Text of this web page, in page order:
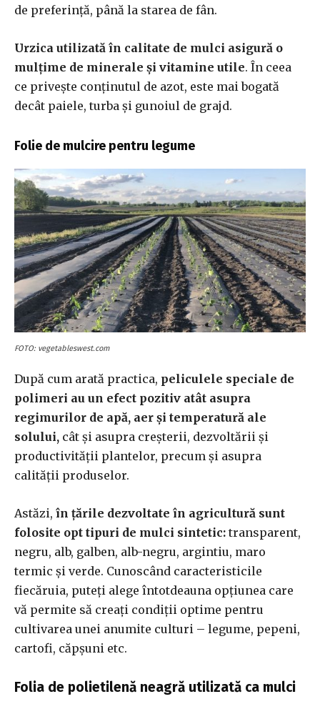
de preferință, până la starea de fân.
Urzica utilizată în calitate de mulci asigură o
mulțime de minerale și vitamine utile. În ceea
ce privește conținutul de azot, este mai bogată
decât paiele, turba și gunoiul de grajd.
Folie de mulcire pentru legume
FOTO: vegetableswest.com
După cum arată practica, peliculele speciale de
polimeri au un efect pozitiv atât asupra
regimurilor de apă, aer și temperatură ale
solului, cât și asupra creșterii, dezvoltării și
productivității plantelor, precum și asupra
calității produselor.
Astăzi, în țările dezvoltate în agricultură sunt
folosite opt tipuri de mulci sintetic: transparent,
negru, alb, galben, alb-negru, argintiu, maro
termic și verde. Cunoscând caracteristicile
fiecăruia, puteți alege întotdeauna opțiunea care
vă permite să creați condiții optime pentru
cultivarea unei anumite culturi – legume, pepeni,
cartofi, căpșuni etc.
Folia de polietilenă neagră utilizată ca mulci